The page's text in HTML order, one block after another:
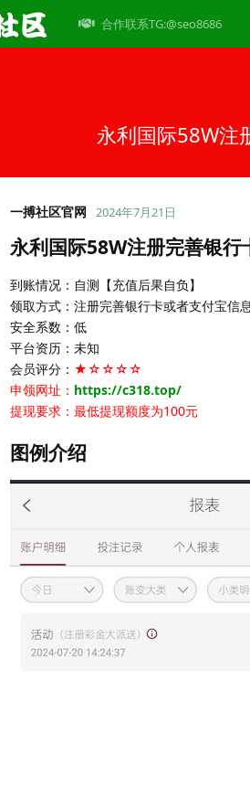
合作联系TG:@seo8686
永利国际58W注
一搏社区官网 2024年7月21日
永利国际58W注册完善银
到账情况：自测【充值后果自负】
领取方式：注册完善银行卡或者支付宝信息
安全系数：低
平台资历：未知
会员评分： ★☆☆☆☆
申领网址： https://c318.top/
提现要求：最低提现额度为100元
图例介绍